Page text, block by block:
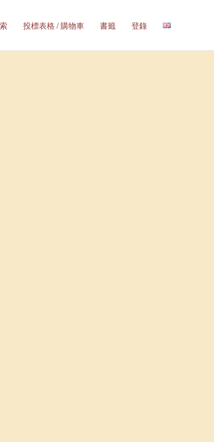
投標表格 / 購物車 書籤 登錄